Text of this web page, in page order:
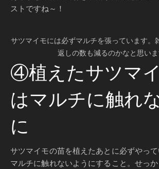
ストですね～！
サツマイモには必ずマルチを張っています。
返しの数も減るのかなと思いま
④植えたサツマ
はマルチに触れ
に
サツマイモの苗を植えたあとに必ずやっ
マルチに触れないようにすること。せっ